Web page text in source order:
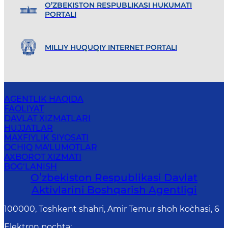
O’ZBEKISTON RESPUBLIKASI HUKUMATI
PORTALI
MILLIY HUQUQIY INTERNET PORTALI
AGENTLIK HAQIDA
FAOLIYAT
DAVLAT XIZMATLARI
HUJJATLAR
MAXFIYLIK SIYOSATI
OCHIQ MA'LUMOTLAR
AXBOROT XIZMATI
BOG‘LANISH
Oʻzbekiston Respublikasi Davlat
Aktivlarini Boshqarish Agentligi
100000, Toshkent shahri, Amir Temur shoh ko`chasi, 6